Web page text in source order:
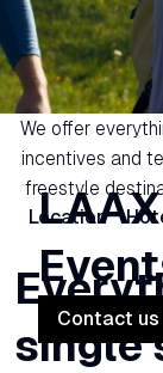
Contact us
We offer
incentives and
freestyle
Location
single